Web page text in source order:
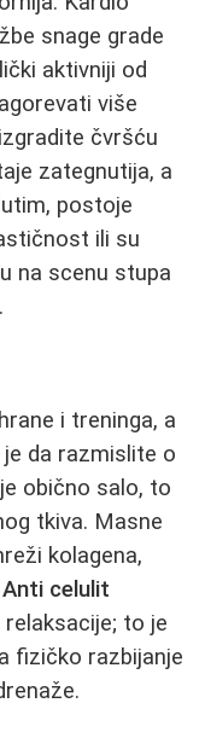
snage grade
aktivniji od
više
čvršću
zategnutija, a
postoje
ili su
na scenu stupa
.
i treninga, a
da razmislite o
obično salo, to
tkiva. Masne
kolagena,
Anti celulit
to je
fizičko razbijanje